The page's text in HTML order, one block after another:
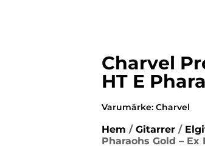
Charvel
HT E
Varumärke: Charvel
Hem / Gitarrer /
Pharaohs Gold – Ex